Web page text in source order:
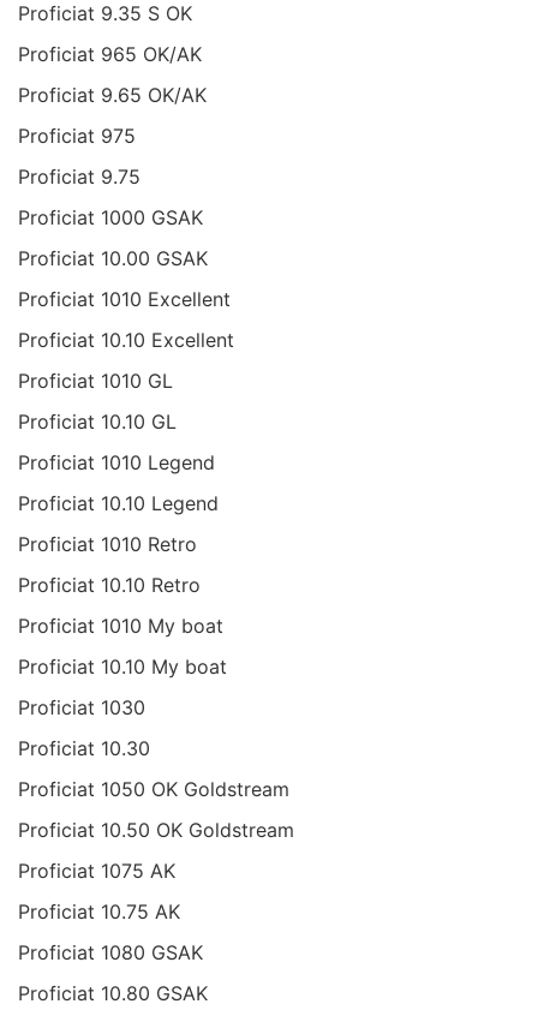
Proficiat 9.35 S OK
Proficiat 965 OK/AK
Proficiat 9.65 OK/AK
Proficiat 975
Proficiat 9.75
Proficiat 1000 GSAK
Proficiat 10.00 GSAK
Proficiat 1010 Excellent
Proficiat 10.10 Excellent
Proficiat 1010 GL
Proficiat 10.10 GL
Proficiat 1010 Legend
Proficiat 10.10 Legend
Proficiat 1010 Retro
Proficiat 10.10 Retro
Proficiat 1010 My boat
Proficiat 10.10 My boat
Proficiat 1030
Proficiat 10.30
Proficiat 1050 OK Goldstream
Proficiat 10.50 OK Goldstream
Proficiat 1075 AK
Proficiat 10.75 AK
Proficiat 1080 GSAK
Proficiat 10.80 GSAK